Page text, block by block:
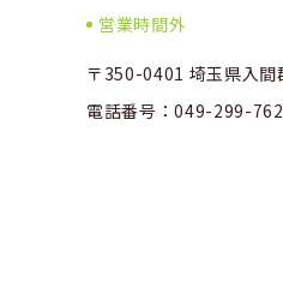
営業時間外
〒350-0401 埼玉県入間
電話番号：049-299-